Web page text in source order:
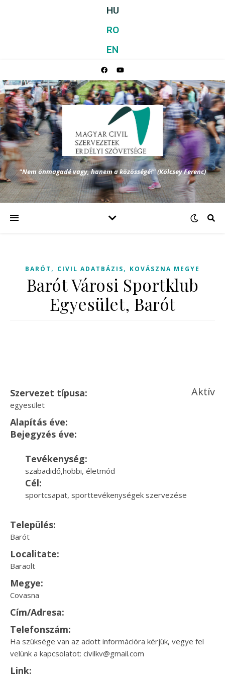
HU
RO
EN
"Nem önmagadé vagy, hanem a közösségé!" (Kölcsey Ferenc)
BARÓT , CIVIL ADATBÁZIS, KOVÁSZNA MEGYE
Barót Városi Sportklub
Egyesület, Barót
Szervezet típusa:
egyesület
Aktív
Alapítás éve:
Bejegyzés éve:
Tevékenység:
szabadidő,hobbi, életmód
Cél:
sportcsapat, sporttevékenységek szervezése
Település:
Barót
Localitate:
Baraolt
Megye:
Covasna
Cím/Adresa:
Telefonszám:
Ha szüksége van az adott információra kérjük, vegye fel
velünk a kapcsolatot: civilkv@gmail.com
Link: